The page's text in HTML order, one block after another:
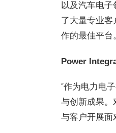
以及汽车电
了大量专业客
作的最佳平台
Power
“作为电力电
与创新成果。
与客户开展面